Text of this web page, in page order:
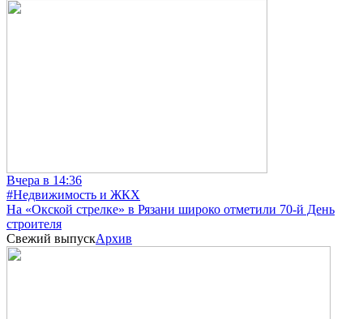
Вчера в 14:36
#Недвижимость и ЖКХ
На «Окской стрелке» в Рязани широко отметили 70-й День
строителя
Свежий выпускАрхив